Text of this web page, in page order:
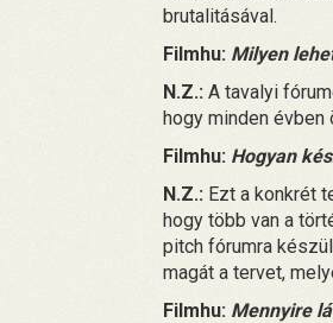
brutalitásával.
Filmhu: Milyen
N.Z.: A tavalyi
hogy minden
Filmhu: Hogyan
N.Z.: Ezt a konkrét
hogy több van a
pitch fórumra
magát a tervet,
Filmhu: Mennyire